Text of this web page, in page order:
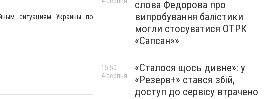
ситуациям Украины по
слова Федорова про
випробування балістики
могли стосуватися ОТРК
«Сапсан»»
«Сталося щось дивне»: у
«Резерв+» стався збій,
доступ до сервісу втрачено
15:50
4 серпня